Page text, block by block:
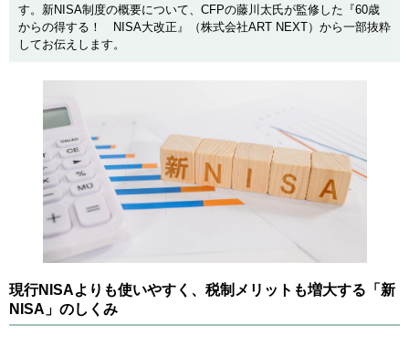
す。新NISA制度の概要について、CFPの藤川太氏が監修した『60歳
からの得する！ NISA大改正』（株式会社ART NEXT）から一部抜粋
してお伝えします。
現行NISAよりも使いやすく、税制メリットも増大する「新
NISA」のしくみ